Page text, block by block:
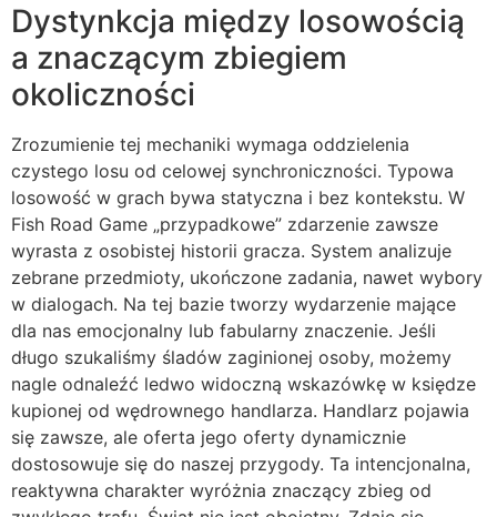
Dystynkcja między losowością
a znaczącym zbiegiem
okoliczności
Zrozumienie tej mechaniki wymaga oddzielenia
czystego losu od celowej synchroniczności. Typowa
losowość w grach bywa statyczna i bez kontekstu. W
Fish Road Game „przypadkowe” zdarzenie zawsze
wyrasta z osobistej historii gracza. System analizuje
zebrane przedmioty, ukończone zadania, nawet wybory
w dialogach. Na tej bazie tworzy wydarzenie mające
dla nas emocjonalny lub fabularny znaczenie. Jeśli
długo szukaliśmy śladów zaginionej osoby, możemy
nagle odnaleźć ledwo widoczną wskazówkę w księdze
kupionej od wędrownego handlarza. Handlarz pojawia
się zawsze, ale oferta jego oferty dynamicznie
dostosowuje się do naszej przygody. Ta intencjonalna,
reaktywna charakter wyróżnia znaczący zbieg od